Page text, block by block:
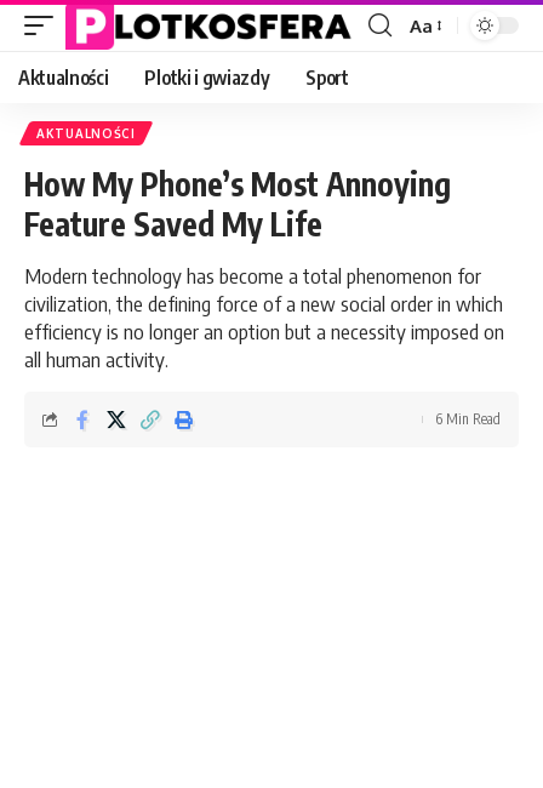
Font
Aa
Aktualności Plotki i gwiazdy Sport
AKTUALNOŚCI
How My Phone’s Most Annoying
Feature Saved My Life
Modern technology has become a total phenomenon for
civilization, the defining force of a new social order in which
efficiency is no longer an option but a necessity imposed on
all human activity.
6 Min Read